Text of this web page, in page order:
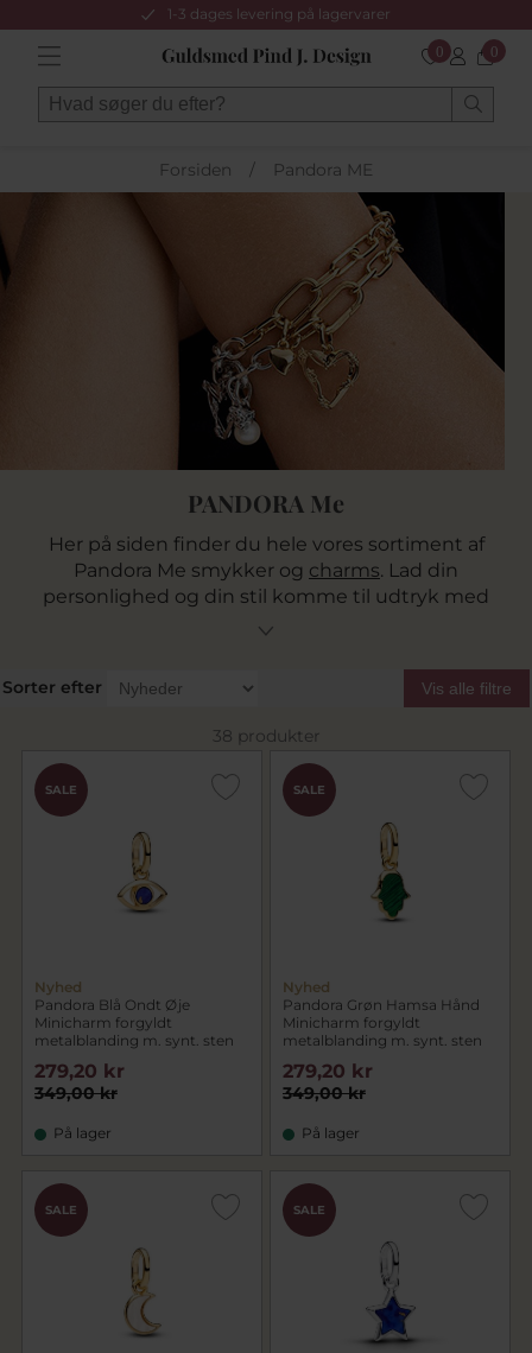
1-3 dages levering på lagervarer
0 0
Forsiden / Pandora ME
PANDORA Me
Her på siden finder du hele vores sortiment af
Pandora Me smykker og charms. Lad din
personlighed og din stil komme til udtryk med
Pandora Me smykkerne. Pind J. Design er
Sorter efter Vis alle filtre
38 produkter
SALE
Nyhed
Pandora Blå Ondt Øje
Minicharm forgyldt
metalblanding m. synt. sten
349,00 kr
279,20 kr
På lager
SALE
Nyhed
Pandora Grøn Hamsa Hånd
Minicharm forgyldt
metalblanding m. synt. sten
349,00 kr
279,20 kr
På lager
SALE SALE